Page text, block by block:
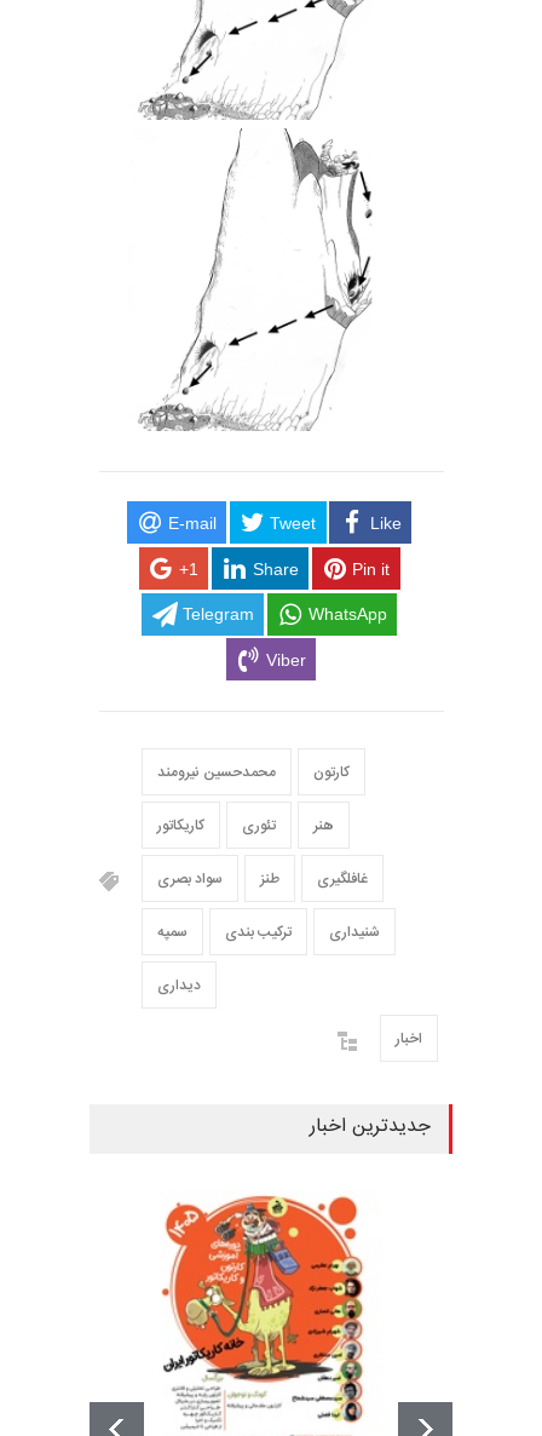
E-mail Tweet Like
+1 Share Pin it
Telegram WhatsApp
Viber
محمدحسین نیرومند کارتون
کاریکاتور تئوری هنر
سواد بصری طنز غافلگیری
سمپه ترکیب بندی شنیداری
دیداری
اخبار
جدیدترین اخبار